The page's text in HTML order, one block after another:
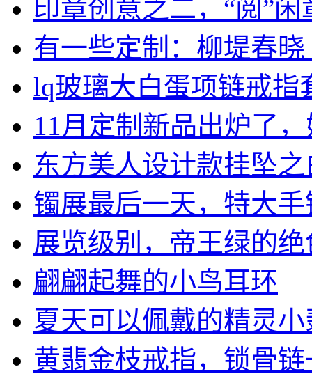
印章创意之二，“阅”闲
有一些定制：柳堤春
lq玻璃大白蛋项链戒指
11月定制新品出炉了，
东方美人设计款挂坠之
镯展最后一天，特大手
展览级别，帝王绿的绝
翩翩起舞的小鸟耳环
夏天可以佩戴的精灵小
黄翡金枝戒指，锁骨链